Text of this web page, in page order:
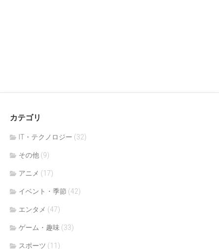
カテゴリ
IT・テクノロジー (32)
その他 (9)
アニメ (17)
イベント・季節 (42)
エンタメ (47)
ゲーム・趣味 (33)
スポーツ (11)